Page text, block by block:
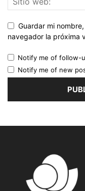
Guardar mi
navegador la próxima
Notify me of follow-
Notify me of new